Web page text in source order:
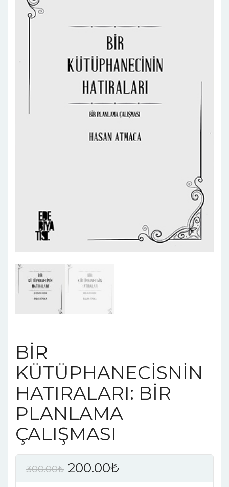
BİR
KÜTÜPHANECİSNİN
HATIRALARI: BİR
PLANLAMA
ÇALIŞMASI
300.00₺ 200.00₺